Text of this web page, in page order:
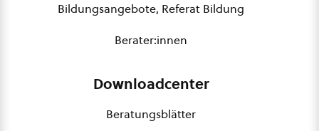
Bildungsangebote, Referat Bildung
Berater:innen
Downloadcenter
Beratungsblätter